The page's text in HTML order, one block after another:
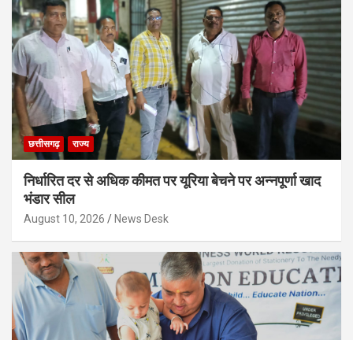
छत्तीसगढ़ राज्य
निर्धारित दर से अधिक कीमत पर यूरिया बेचने पर अन्नपूर्णा खाद
भंडार सील
August 10, 2026 News Desk